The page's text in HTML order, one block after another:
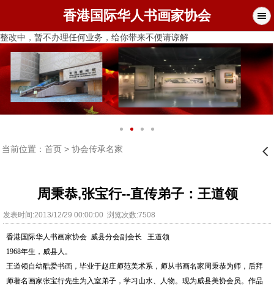
香港国际华人书画家协会
整改中，暂不办理任何业务，给你带来不便请谅解
当前位置： 首页> 协会传承名家 󰊒
周秉恭,张宝行--直传弟子：王道领
发表时间:2013/12/29 00:00:00 浏览次数:7508
香港国际华人书画家协会 威县分会副会长
王道领
1968年生， 威县人。
王道领自幼酷爱书画，毕业于赵庄师范美术系，师从书画名家周秉恭为师，后拜
师著名画家张宝行先生为入室弟子，学习山水、人物。现为威县美协会员。作品